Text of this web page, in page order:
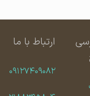
ارتباط با ما
۰۹۱۲۷۴۰۹۰۸۲